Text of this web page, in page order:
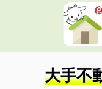
大手不